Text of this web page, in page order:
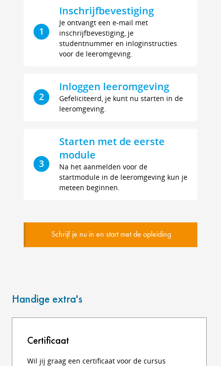
1
Inschrijfbevestiging
Je ontvangt een e-mail met
inschrijfbevestiging, je
studentnummer en inloginstructies
voor de leeromgeving.
2
Inloggen leeromgeving
Gefeliciteerd, je kunt nu starten in de
leeromgeving.
3
Starten met de eerste
module
Na het aanmelden voor de
startmodule in de leeromgeving kun je
meteen beginnen.
Schrijf je nu in en start met de opleiding
Handige extra's
Certificaat
Wil jij graag een certificaat voor de cursus